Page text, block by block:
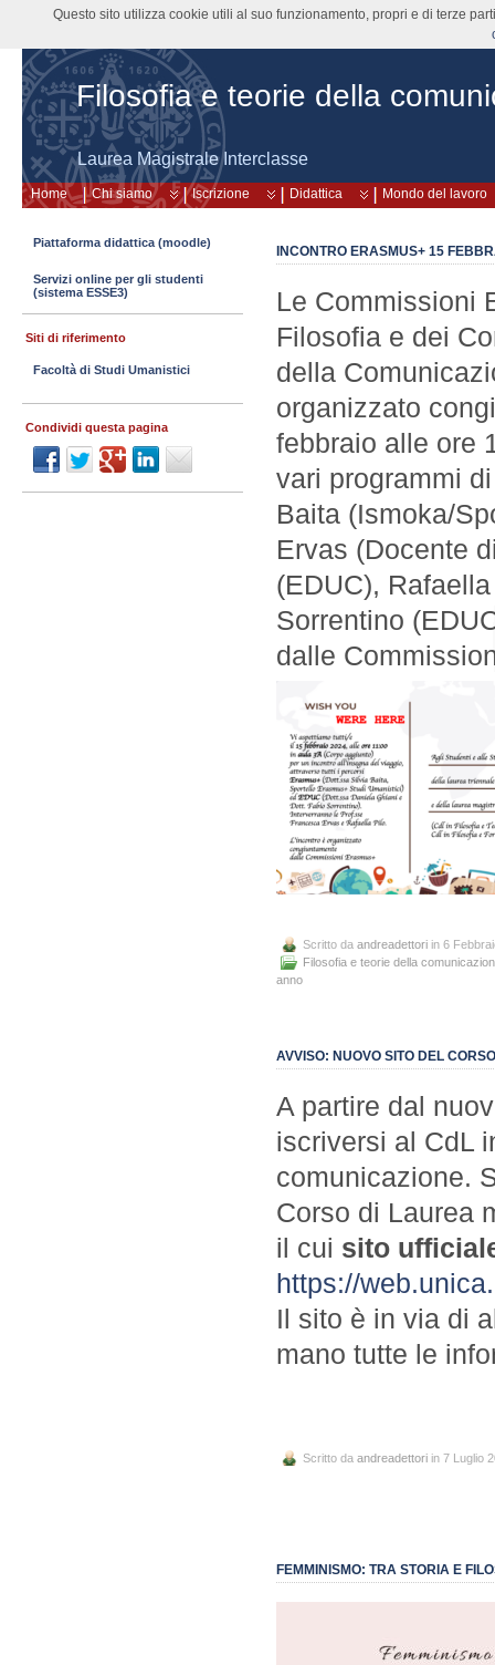
Filosofia e teorie della
Laurea Magistrale Interclasse
Home Chi siamo Iscrizione Didattica Mondo del lavoro
INCONTRO ERASMUS+ 15
Le Commissioni
Filosofia e dei
della
organizzato
febbraio alle ore
vari programmi
Baita (Ismoka/
Ervas (Docente
(EDUC),
Sorrentino
dalle
Scritto da andreadettori in 6
Filosofia e teorie della
anno
AVVISO: NUOVO SITO DEL
A partire dal
iscriversi al CdL
comunicazione.
Corso di Laurea
il cui sito
https://
Il sito è in via di
mano tutte le
Scritto da andreadettori in 7 Luglio
FEMMINISMO: TRA STORIA E
Piattaforma didattica (moodle)
Servizi online per gli studenti
(sistema ESSE3)
Siti di riferimento
Facoltà di Studi Umanistici
Condividi questa pagina
Questo sito utilizza cookie utili al suo funzionamento, propri e di terze